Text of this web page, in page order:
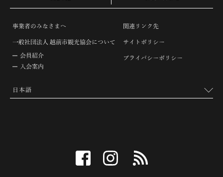
事業者のみなさまへ
一般社団法人 越前市観光協会について
会員紹介
入会案内
関連リンク先
サイトポリシー
プライバシーポリシー
facebook instagram